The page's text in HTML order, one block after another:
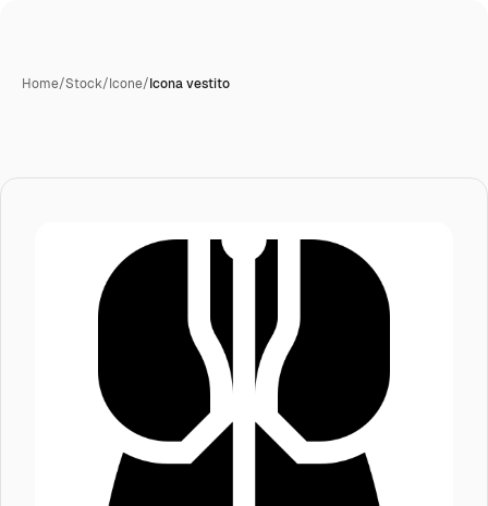
Home/Stock/Icone/Icona vestito